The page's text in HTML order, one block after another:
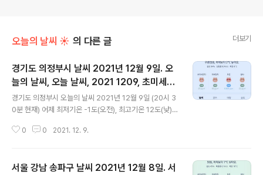
오늘의 날씨 ☀ 의 다른 글 더보기
경기도 의정부시 날씨 2021년 12월 9일. 오
늘의 날씨, 오늘 날씨, 2021 1209, 초미세먼
지, 미세먼지, 황사, 자외선
경기도 의정부시 오늘의 날씨 2021년 12월 9일 (20시 3
0분 현재) 어제 최저기온 -1도(오전), 최고기온 12도(낮)
최저기온, 어제보다 2도 낮은 최고기온입니다 아침에 최저
질은 어제 초미세먼지 보통 = 30 ㎍/m³ 미세먼지는 보통
0 0 2021. 12. 9.
서울 강남 송파구 날씨 2021년 12월 8일. 서